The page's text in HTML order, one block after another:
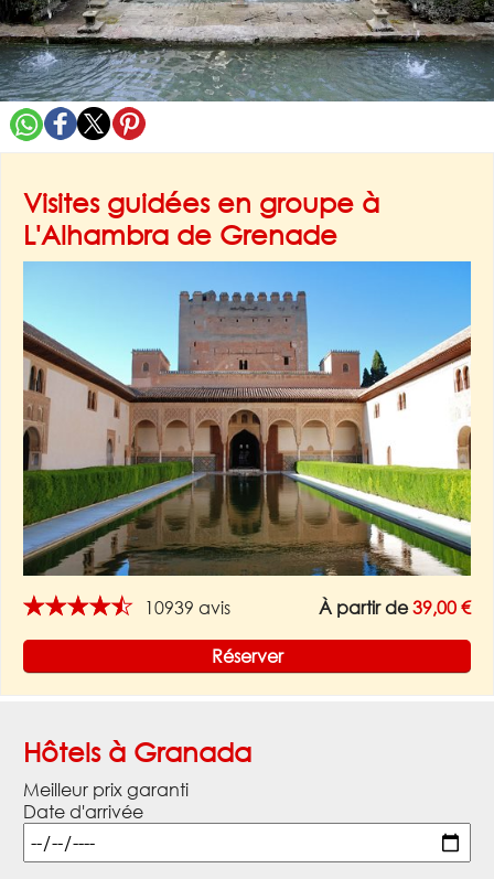
Visites guidées en groupe à
L'Alhambra de Grenade
★★★★★ 10939 avis À partir de39,00 €
Réserver
Hôtels à Granada
Meilleur prix garanti
Date d'arrivée